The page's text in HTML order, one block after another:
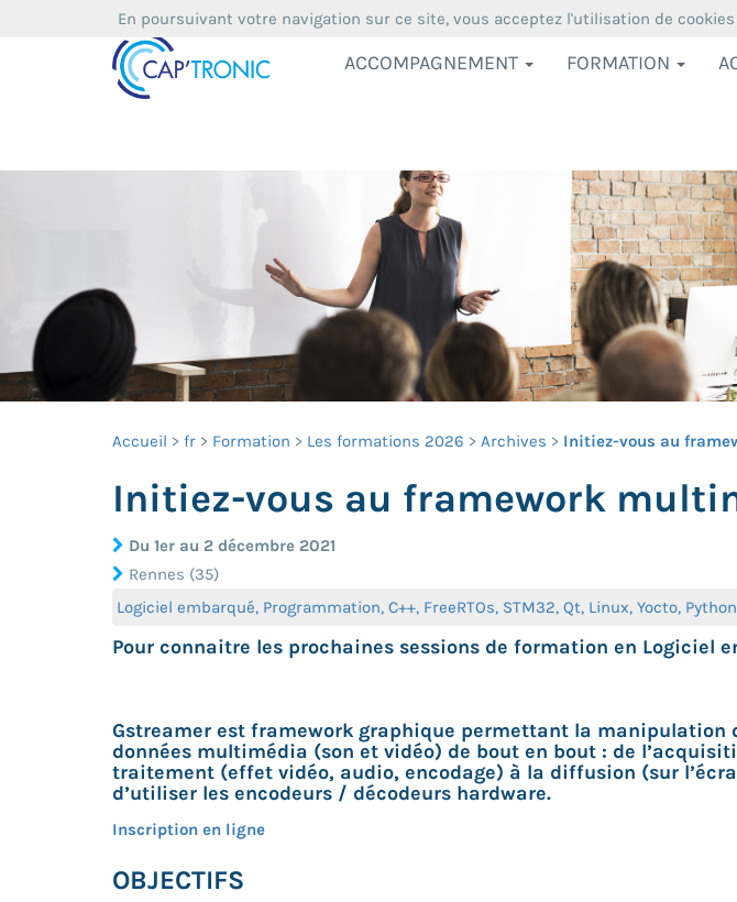
ACCOMPAGNEMENT FORMATION
Accueil fr Formation Les formations 2026 Archives Initiez-vous au
Initiez-vous au framework
Du 1er au 2 décembre 2021
Rennes (35)
Logiciel embarqué, Programmation, C++, FreeRTOs, STM32, Qt, Linux, Yocto, Python
Pour connaitre les prochaines sessions de formation en Logiciel
Gstreamer est framework graphique permettant la manipulation
données multimédia (son et vidéo) de bout en bout : de
traitement (effet vidéo, audio, encodage) à la diffusion (sur
d’utiliser les encodeurs / décodeurs hardware.
Inscription en ligne
OBJECTIFS
En poursuivant votre navigation sur ce site, vous acceptez l'utilisation de